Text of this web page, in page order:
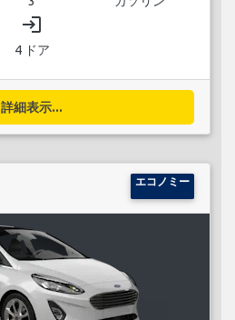
login
4 ドア
詳細表示...
エコノミー